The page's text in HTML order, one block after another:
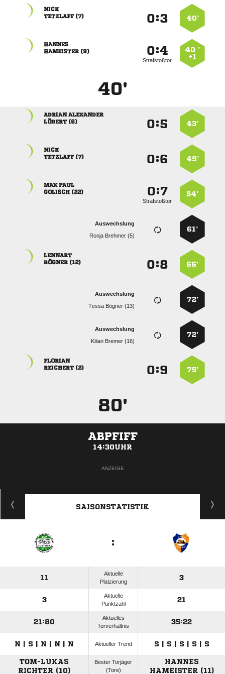
40’
:

 
40 ’
+1
:
Strafstoßtor

 
40'
43’
:
 
 
49’
:

 
54’
:
Strafstoßtor
 
 
61’
Auswechslung
  
66’
:

 
72’
Auswechslung
  
72’
Auswechslung
  
75’
:

 
80'
ABPFIFF
14:30UHR
ANZEIGE
SAISONSTATISTIK
:
11
Aktuelle
Platzierung
3
3
Aktuelle
Punktzahl
21
21:80
Aktuelles
Torverhältnis
35:22
N | S | N | N | N Aktueller Trend S | S | S | S | S
TOM-LUKAS
RICHTER (10)
Bester Torjäger
(Tore)
HANNES
HAMEISTER (11)